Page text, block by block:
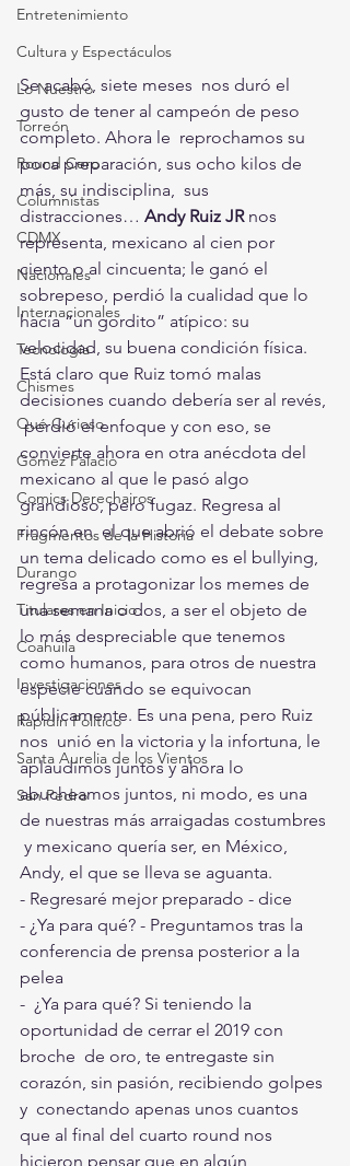
Entretenimiento
Cultura y Espectáculos
Lo Nuestro
Torreón
Round Cero
Columnistas
CDMX
Nacionales
Internacionales
Tecnología
Chismes
Qué Curioso
Gómez Palacio
Comics Derechairos
Fragmentos de la Historia
Durango
Titulares en Inicio
Coahuila
Investigaciones
Rapidín Político
Santa Aurelia de los Vientos
San Pedro
Se acabó, siete meses  nos duró el
gusto de tener al campeón de peso
completo. Ahora le  reprochamos su
poca preparación, sus ocho kilos de
más, su indisciplina,  sus
distracciones… Andy Ruiz JR nos
representa, mexicano al cien por
ciento o al cincuenta; le ganó el
sobrepeso, perdió la cualidad que lo
hacía “un gordito” atípico: su
velocidad, su buena condición física.
Está claro que Ruiz tomó malas
decisiones cuando debería ser al revés,
perdió el enfoque y con eso, se
convierte ahora en otra anécdota del
mexicano al que le pasó algo
grandioso, pero fugaz. Regresa al
rincón en  el que abrió el debate sobre
un tema delicado como es el bullying,
regresa a protagonizar los memes de
una semana o dos, a ser el objeto de
lo más despreciable que tenemos
como humanos, para otros de nuestra
especie cuando se equivocan
públicamente. Es una pena, pero Ruiz
nos  unió en la victoria y la infortuna, le
aplaudimos juntos y ahora lo
abucheamos juntos, ni modo, es una
de nuestras más arraigadas costumbres
y mexicano quería ser, en México,
Andy, el que se lleva se aguanta.
- Regresaré mejor preparado - dice
- ¿Ya para qué? - Preguntamos tras la
conferencia de prensa posterior a la
pelea
-  ¿Ya para qué? Si teniendo la
oportunidad de cerrar el 2019 con
broche  de oro, te entregaste sin
corazón, sin pasión, recibiendo golpes
y  conectando apenas unos cuantos
que al final del cuarto round nos
hicieron pensar que en algún